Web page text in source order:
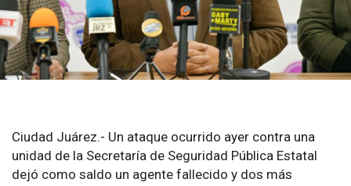
Ciudad Juárez.- Un ataque ocurrido ayer contra una
unidad de la Secretaría de Seguridad Pública Estatal
dejó como saldo un agente fallecido y dos más